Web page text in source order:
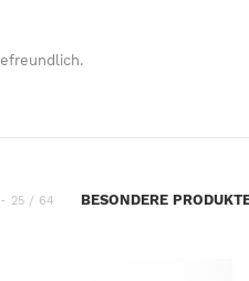
- 25 / 64 BESONDERE